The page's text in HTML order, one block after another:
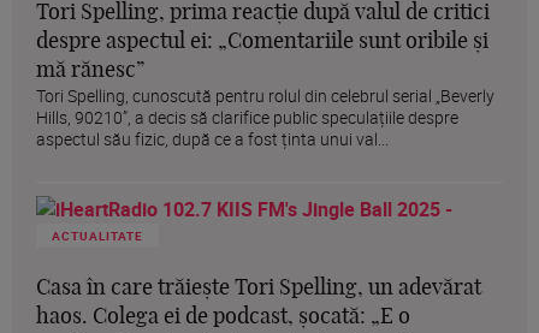
Tori Spelling, prima reacție după valul de critici
despre aspectul ei: „Comentariile sunt oribile și
mă rănesc”
Tori Spelling, cunoscută pentru rolul din celebrul serial „Beverly
Hills, 90210”, a decis să clarifice public speculațiile despre
aspectul său fizic, după ce a fost ținta unui val...
ACTUALITATE
Casa în care trăiește Tori Spelling, un adevărat
haos. Colega ei de podcast, șocată: „E o